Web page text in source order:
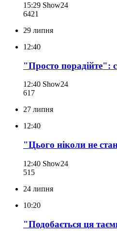
15:29 Show24
6421
29 липня
12:40
"Просто порадійте":
12:40 Show24
617
27 липня
12:40
"Цього ніколи не
12:40 Show24
515
24 липня
10:20
"Подобається ця